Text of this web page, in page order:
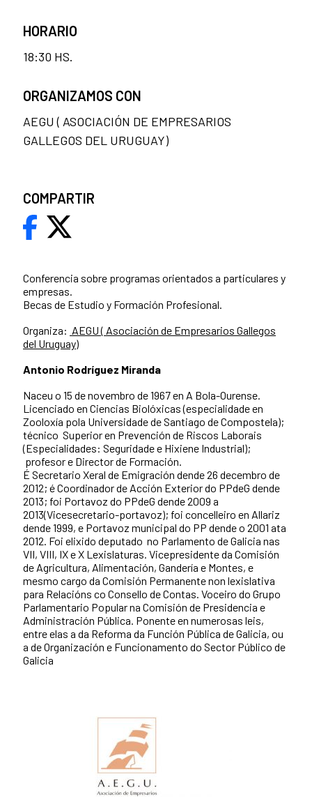
Conferencia sobre programas orientados a particulares y
empresas.
Becas de Estudio y Formación Profesional.
Organiza: AEGU ( Asociación de Empresarios Gallegos
del Uruguay)
Antonio Rodríguez Miranda
Naceu o 15 de novembro de 1967 en A Bola-Ourense.
Licenciado en Ciencias Biolóxicas (especialidade en
Zooloxía pola Universidade de Santiago de Compostela);
técnico Superior en Prevención de Riscos Laborais
(Especialidades: Seguridade e Hixiene Industrial);
profesor e Director de Formación.
É Secretario Xeral de Emigración dende 26 decembro de
2012; é Coordinador de Acción Exterior do PPdeG dende
2013; foi Portavoz do PPdeG dende 2009 a
2013(Vicesecretario-portavoz); foi concelleiro en Allariz
dende 1999, e Portavoz municipal do PP dende o 2001 ata
2012. Foi elixido deputado no Parlamento de Galicia nas
VII, VIII, IX e X Lexislaturas. Vicepresidente da Comisión
de Agricultura, Alimentación, Gandería e Montes, e
mesmo cargo da Comisión Permanente non lexislativa
para Relacións co Consello de Contas. Voceiro do Grupo
Parlamentario Popular na Comisión de Presidencia e
Administración Pública. Ponente en numerosas leis,
entre elas a da Reforma da Función Pública de Galicia, ou
a de Organización e Funcionamento do Sector Público de
Galicia
HORARIO
18:30 HS.
ORGANIZAMOS CON
AEGU ( ASOCIACIÓN DE EMPRESARIOS
GALLEGOS DEL URUGUAY)
COMPARTIR